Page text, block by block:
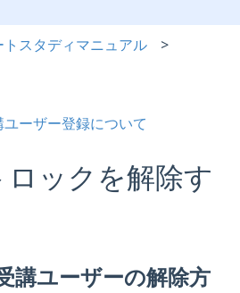
スタディマニュアル
ユーザー登録について
ックを解除す
講ユーザーの解除方